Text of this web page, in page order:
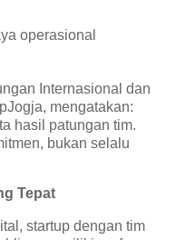
operasional
Internasional dan
mengatakan:
hasil patungan tim.
bukan selalu
Tepat
startup dengan tim